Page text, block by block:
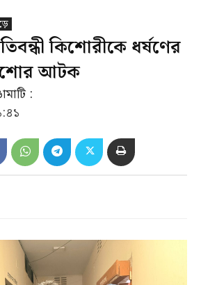
কিশোরীকে ধর্ষণের
আটক
: